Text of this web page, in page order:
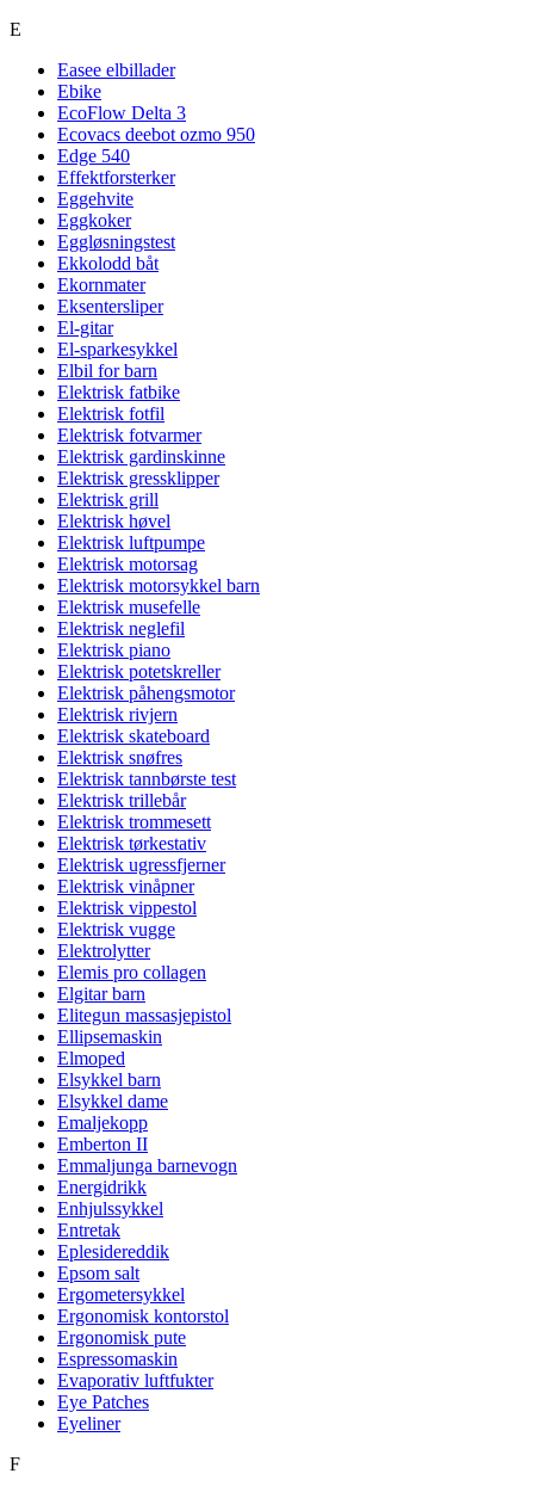
E
Easee elbillader
Ebike
EcoFlow Delta 3
Ecovacs deebot ozmo 950
Edge 540
Effektforsterker
Eggehvite
Eggkoker
Eggløsningstest
Ekkolodd båt
Ekornmater
Eksentersliper
El-gitar
El-sparkesykkel
Elbil for barn
Elektrisk fatbike
Elektrisk fotfil
Elektrisk fotvarmer
Elektrisk gardinskinne
Elektrisk gressklipper
Elektrisk grill
Elektrisk høvel
Elektrisk luftpumpe
Elektrisk motorsag
Elektrisk motorsykkel barn
Elektrisk musefelle
Elektrisk neglefil
Elektrisk piano
Elektrisk potetskreller
Elektrisk påhengsmotor
Elektrisk rivjern
Elektrisk skateboard
Elektrisk snøfres
Elektrisk tannbørste test
Elektrisk trillebår
Elektrisk trommesett
Elektrisk tørkestativ
Elektrisk ugressfjerner
Elektrisk vinåpner
Elektrisk vippestol
Elektrisk vugge
Elektrolytter
Elemis pro collagen
Elgitar barn
Elitegun massasjepistol
Ellipsemaskin
Elmoped
Elsykkel barn
Elsykkel dame
Emaljekopp
Emberton II
Emmaljunga barnevogn
Energidrikk
Enhjulssykkel
Entretak
Eplesidereddik
Epsom salt
Ergometersykkel
Ergonomisk kontorstol
Ergonomisk pute
Espressomaskin
Evaporativ luftfukter
Eye Patches
Eyeliner
F